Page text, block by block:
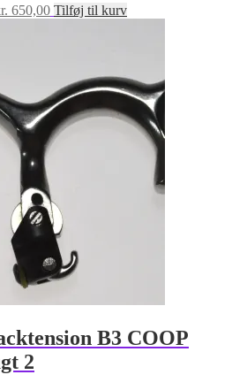
650,00Den
kr. 650,00.
Tilføj til kurv
B3 COOP
2